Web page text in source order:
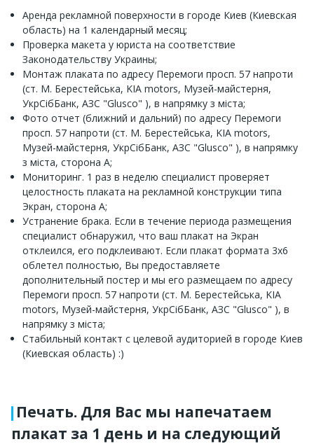
Аренда рекламной поверхности в городе Киев (Киевская
область) на 1 календарный месяц;
Проверка макета у юриста на соответствие
Законодательству Украины;
Монтаж плаката по адресу Перемоги просп. 57 напроти
(ст. М. Берестейська, KIA motors, Музей-майстерня,
УкрСібБанк, АЗС "Glusco" ), в напрямку з міста;
Фото отчет (ближний и дальний) по адресу Перемоги
просп. 57 напроти (ст. М. Берестейська, KIA motors,
Музей-майстерня, УкрСібБанк, АЗС "Glusco" ), в напрямку
з міста, сторона А;
Мониторинг. 1 раз в неделю специалист проверяет
целостность плаката на рекламной конструкции типа
Экран, сторона А;
Устранение брака. Если в течение периода размещения
специалист обнаружил, что ваш плакат на Экран
отклеился, его подклеивают. Если плакат формата 3х6
облетел полностью, Вы предоставляете
дополнительный постер и мы его размещаем по адресу
Перемоги просп. 57 напроти (ст. М. Берестейська, KIA
motors, Музей-майстерня, УкрСібБанк, АЗС "Glusco" ), в
напрямку з міста;
Стабильный контакт с целевой аудиторией в городе Киев
(Киевская область) :)
Печать. Для Вас мы напечатаем
плакат за 1 день и на следующий